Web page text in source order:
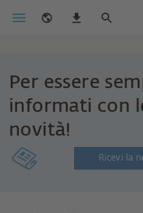
Per essere
informati con
novità!
Ricevi la